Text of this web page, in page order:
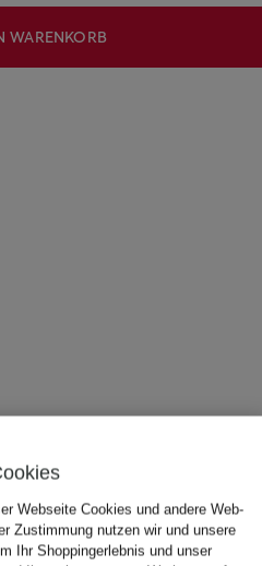
WARENKORB
Webseite Cookies und andere Web-
Zustimmung nutzen wir und unsere
Ihr Shoppingerlebnis und unser